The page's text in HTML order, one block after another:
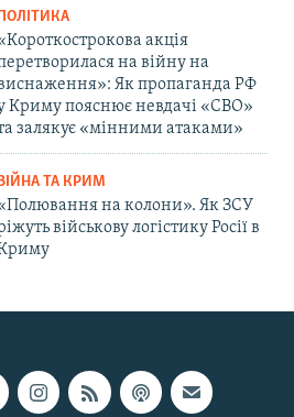
акція
на війну на
Як пропаганда РФ
Криму пояснює невдачі «СВО»
залякує «мінними атаками»
ТА КРИМ
на колони». Як ЗСУ
військову логістику Росії в